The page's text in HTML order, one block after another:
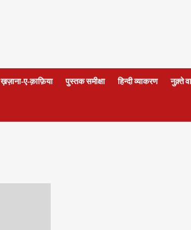
ख़ज़ाना-ए-क़ाफ़िया पुस्तक समीक्षा हिन्दी व्याकरण नुक़्ते